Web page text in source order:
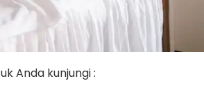
Anda kunjungi :